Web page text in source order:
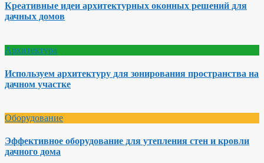
Креативные идеи архитектурных оконных решений для
дачных домов
Архитектура
Используем архитектуру для зонирования пространства на
дачном участке
Оборудование
Эффективное оборудование для утепления стен и кровли
дачного дома